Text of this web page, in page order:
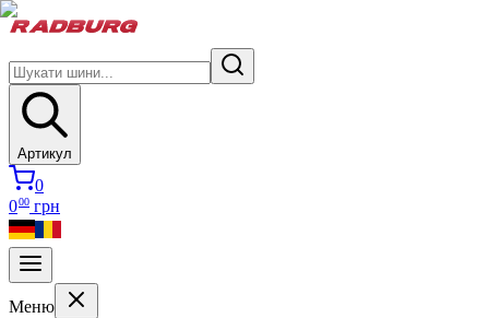
Артикул
0
000 грн
Меню